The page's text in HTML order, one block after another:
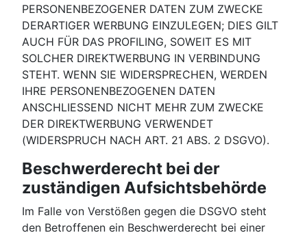
PERSONENBEZOGENER DATEN ZUM ZWECKE
DERARTIGER WERBUNG EINZULEGEN; DIES GILT
AUCH FÜR DAS PROFILING, SOWEIT ES MIT
SOLCHER DIREKTWERBUNG IN VERBINDUNG
STEHT. WENN SIE WIDERSPRECHEN, WERDEN
IHRE PERSONENBEZOGENEN DATEN
ANSCHLIESSEND NICHT MEHR ZUM ZWECKE
DER DIREKTWERBUNG VERWENDET
(WIDERSPRUCH NACH ART. 21 ABS. 2 DSGVO).
Beschwerderecht bei der
zuständigen Aufsichtsbehörde
Im Falle von Verstößen gegen die DSGVO steht
den Betroffenen ein Beschwerderecht bei einer